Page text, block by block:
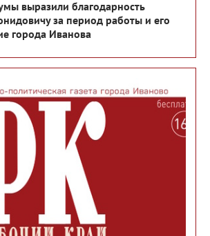
выразили благодарность
за период работы и его
города Иванова